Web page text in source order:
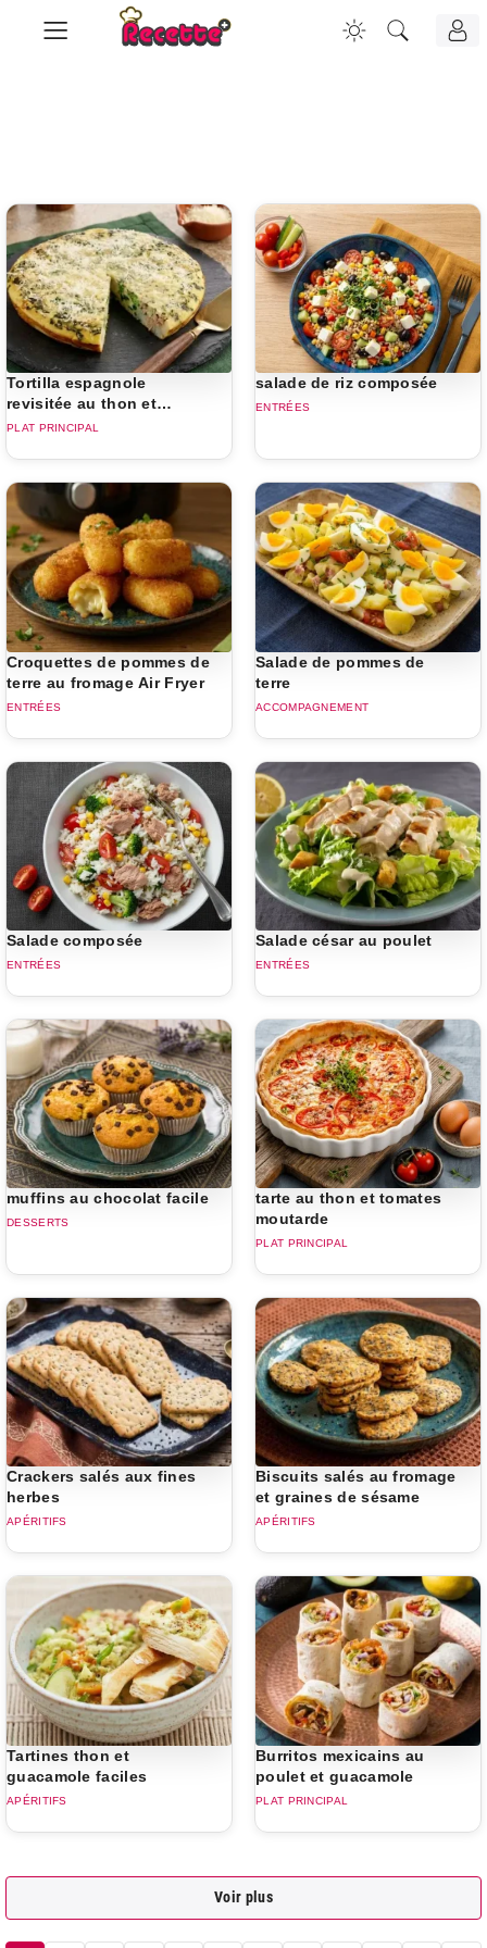
Tortilla espagnole
revisitée au thon et
rapinis
PLAT PRINCIPAL
salade de riz composée
ENTRÉES
Croquettes de pommes de
terre au fromage Air Fryer
ENTRÉES
Salade de pommes de
terre
ACCOMPAGNEMENT
Salade composée
ENTRÉES
Salade césar au poulet
ENTRÉES
muffins au chocolat facile
DESSERTS
tarte au thon et tomates
moutarde
PLAT PRINCIPAL
Crackers salés aux fines
herbes
APÉRITIFS
Biscuits salés au fromage
et graines de sésame
APÉRITIFS
Tartines thon et
guacamole faciles
APÉRITIFS
Burritos mexicains au
poulet et guacamole
PLAT PRINCIPAL
Voir plus